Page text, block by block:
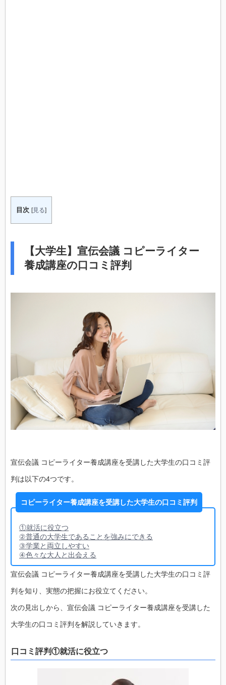
目次 [見る]
【大学生】宣伝会議 コピーライター
養成講座の口コミ評判
宣伝会議 コピーライター養成講座を受講した大学生の口コミ評
判は以下の4つです。
コピーライター養成講座を受講した大学生の口コミ評判
①就活に役立つ
②普通の大学生であることを強みにできる
③学業と両立しやすい
④色々な大人と出会える
宣伝会議 コピーライター養成講座を受講した大学生の口コミ評
判を知り、実態の把握にお役立てください。
次の見出しから、宣伝会議 コピーライター養成講座を受講した
大学生の口コミ評判を解説していきます。
口コミ評判①就活に役立つ